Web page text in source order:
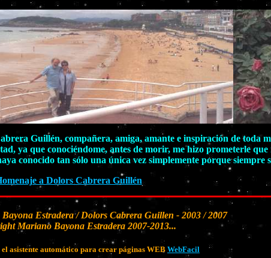
Guillén, compañera, amiga, amante e inspiración de toda
ya que conociéndome, antes de morir, me hizo prometerle
conocido tan sólo una única vez simplemente porque siempre
a Dolors Cabrera Guillén
Estradera / Dolors Cabrera Guillen - 2003 / 2007
Mariano Bayona Estradera 2007-2013...
asistente automático para crear páginas WEB WebFacil